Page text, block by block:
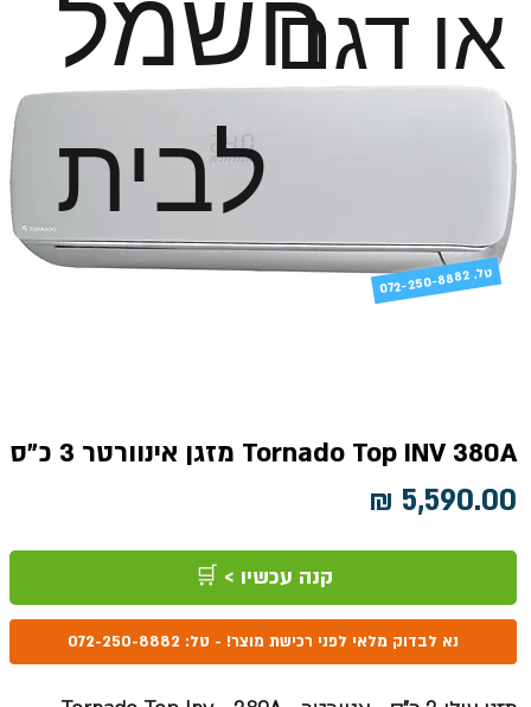
או דגם
לבית
Tornado Top INV 380A מזגן אינוורטר 3 כ"ס
קנה עכשיו > 🛒
נא לבדוק מלאי לפני רכישת מוצר! - טל: 072-250-8882
072-250-8882 .טל